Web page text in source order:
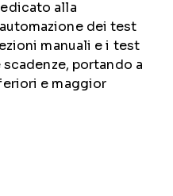
alla
dei test
manuali e i test
portando a
e maggior